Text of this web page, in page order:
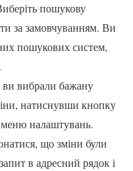
пошукову
за замовчуванням. Ви
пошукових систем,
ви вибрали бажану
натиснувши кнопку
меню налаштувань.
що зміни були
в адресний рядок і